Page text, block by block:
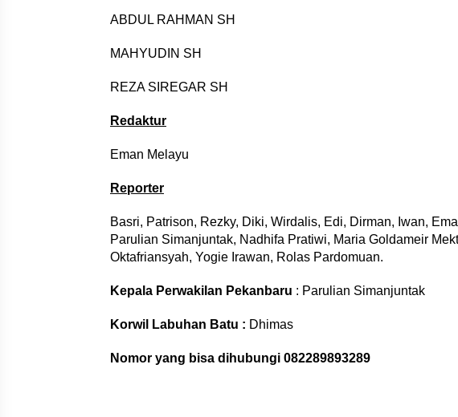
ABDUL RAHMAN SH
MAHYUDIN SH
REZA SIREGAR SH
Redaktur
Eman Melayu
Reporter
Basri, Patrison, Rezky, Diki, Wirdalis, Edi, Dirman, Iwan,
Parulian Simanjuntak, Nadhifa Pratiwi, Maria Goldameir
Oktafriansyah, Yogie Irawan, Rolas Pardomuan.
Kepala Perwakilan Pekanbaru : Parulian Simanjuntak
Korwil Labuhan Batu : Dhimas
Nomor yang bisa dihubungi 082289893289